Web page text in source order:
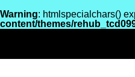
Warning: htmlspecialchars()
content/themes/